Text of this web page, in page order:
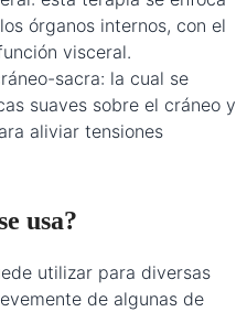
órganos internos, con el
visceral.
sacra: la cual se
suaves sobre el cráneo y
aliviar tensiones
usa?
utilizar para diversas
de algunas de